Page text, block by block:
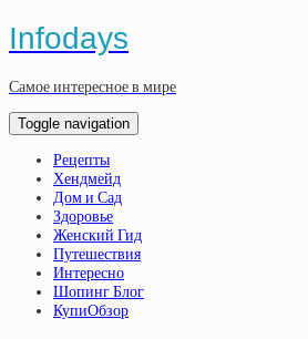
Infodays
Самое интересное в мире
Toggle navigation
Рецепты
Хендмейд
Дом и Сад
Здоровье
Женский Гид
Путешествия
Интересно
Шопинг Блог
КупиОбзор